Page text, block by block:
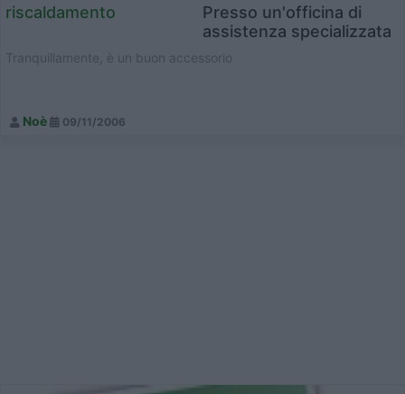
riscaldamento
Presso un'officina di
assistenza specializzata
Tranquillamente, è un buon accessorio
Noè 09/11/2006